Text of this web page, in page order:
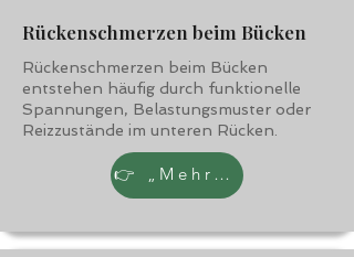
Rückenschmerzen beim Bücken
Rückenschmerzen beim Bücken
entstehen häufig durch funktionelle
Spannungen, Belastungsmuster oder
Reizzustände im unteren Rücken.
👉 „Mehr erfahren“